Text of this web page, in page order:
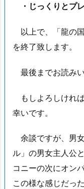
・じっくりとプ
以上で、「龍の
を終了致します。
最後までお読み
もしよろしけれ
幸いです。
余談ですが、男
ル」の男女主人公
コニーの次にオン
この様な感じだっ